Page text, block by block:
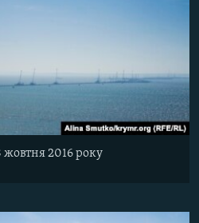
жовтня 2016 року